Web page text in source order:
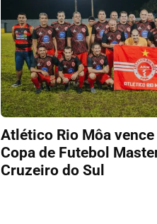
Atlético Rio Môa
Copa de Futebol
Cruzeiro do Sul